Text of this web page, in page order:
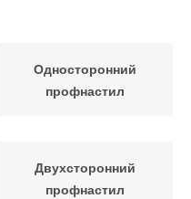
Односторонний
профнастил
Двухсторонний
профнастил